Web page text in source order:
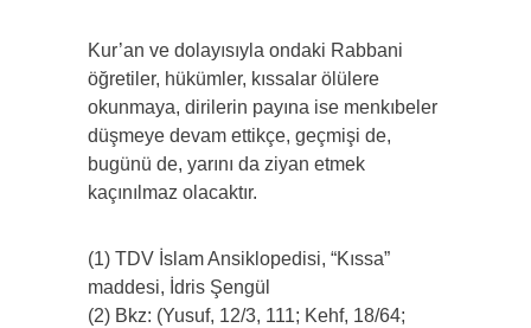
Kur’an ve dolayısıyla ondaki Rabbani
öğretiler, hükümler, kıssalar ölülere
okunmaya, dirilerin payına ise menkıbeler
düşmeye devam ettikçe, geçmişi de,
bugünü de, yarını da ziyan etmek
kaçınılmaz olacaktır.
(1) TDV İslam Ansiklopedisi, “Kıssa”
maddesi, İdris Şengül
(2) Bkz: (Yusuf, 12/3, 111; Kehf, 18/64;